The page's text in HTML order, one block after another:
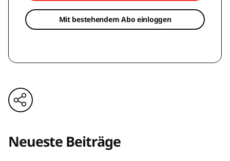
Mit bestehendem Abo einloggen
Neueste Beiträge